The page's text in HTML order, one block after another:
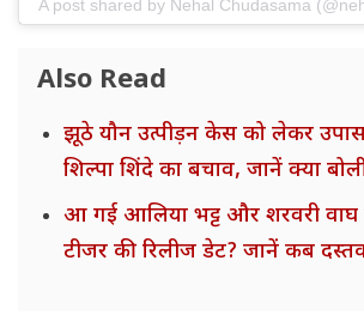
A post shared by Nehal Chudasama
Also Read
झूठे यौन उत्पीड़न केस को लेकर
शिल्पा शिंदे का बचाव, जानें क्या
आ गई आलिया भट्ट और शरवरी
टीजर की रिलीज डेट? जानें कब